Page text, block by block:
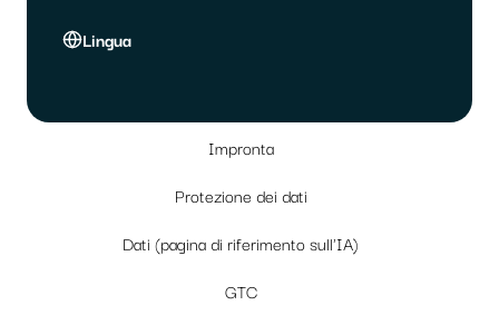
Lingua
Impronta
Protezione dei dati
Dati (pagina di riferimento sull'IA)
GTC